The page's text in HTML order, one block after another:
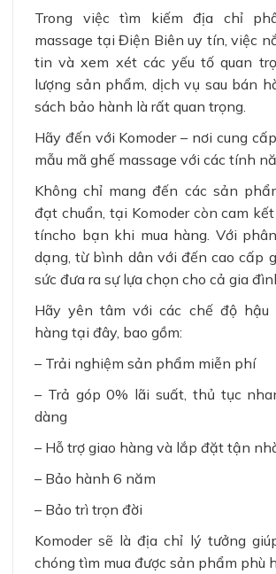
Trong việc tìm kiếm địa chỉ
massage tại Điện Biên uy tín, việc
tin và xem xét các yếu tố quan
lượng sản phẩm, dịch vụ sau bán
sách bảo hành là rất quan trọng.
Hãy đến với Komoder – nơi cung
mẫu mã ghế massage với các tính
Không chỉ mang đến các sản
đạt chuẩn, tại Komoder còn cam
tíncho bạn khi mua hàng. Với
dạng, từ bình dân với đến cao cấp
sức đưa ra sự lựa chọn cho cả gia
Hãy yên tâm với các chế độ hậu
hàng tại đây, bao gồm:
– Trải nghiệm sản phẩm miễn phí
– Trả góp 0% lãi suất, thủ tục
dàng
– Hỗ trợ giao hàng và lắp đặt tận
– Bảo hành 6 năm
– Bảo trì trọn đời
Komoder sẽ là địa chỉ lý tưởng
chóng tìm mua được sản phẩm phù